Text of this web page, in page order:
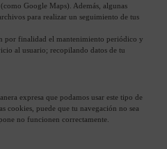
Google Maps). Además, algunas
para realizar un seguimiento de tus
por finalidad el mantenimiento periódico y
al usuario; recopilando datos de tu
expresa que podamos usar este tipo de
cookies, puede que tu navegación no sea
no funcionen correctamente.